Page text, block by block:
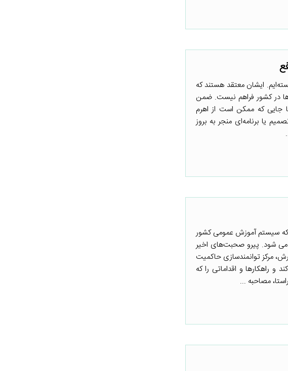
ایشان معتقد هستند که
در کشور فراهم نیست. ضمن
جایی که ممکن است از اهرم
یا برنامه‌ای منجر به بروز
که سیستم آموزش عمومی کشور
می شود. پیرو صحبت‌های اخیر
مرکز توانمندسازی حاکمیت
راهکارها و اقداماتی را که
مصاحبه ...